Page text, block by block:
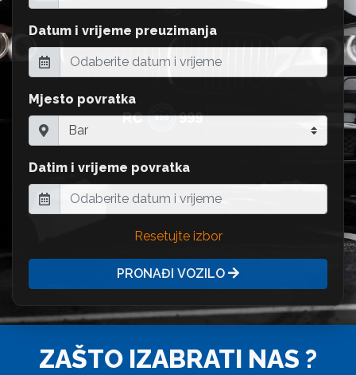
Datum i vrijeme preuzimanja
Mjesto povratka
Datim i vrijeme povratka
Resetujte izbor
PRONAĐI VOZILO
ZAŠTO IZABRATI NAS ?